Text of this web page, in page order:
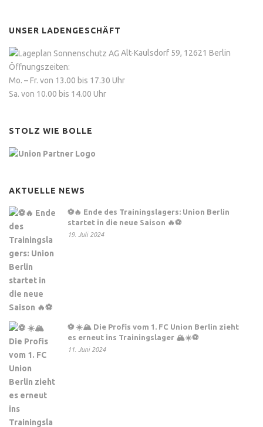
UNSER LADENGESCHÄFT
Alt-Kaulsdorf 59, 12621 Berlin
Öffnungszeiten:
Mo. – Fr. von 13.00 bis 17.30 Uhr
Sa. von 10.00 bis 14.00 Uhr
STOLZ WIE BOLLE
AKTUELLE NEWS
⚽️🔥 Ende des Trainingslagers: Union Berlin
startet in die neue Saison 🔥⚽️
19. Juli 2024
⚽ ☀️🏔️ Die Profis vom 1. FC Union Berlin zieht
es erneut ins Trainingslager 🏔️☀️⚽
11. Juni 2024